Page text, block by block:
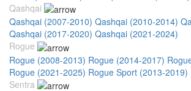
Qashqai
Qashqai (2007-2010) Qashqai (2010-2014)
Qashqai (2017-2020) Qashqai (2021-2024)
Rogue
Rogue (2008-2013) Rogue (2014-2017)
Rogue (2021-2025) Rogue Sport (2013-2019)
Sentra